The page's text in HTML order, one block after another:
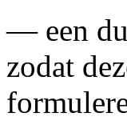
— een
zodat